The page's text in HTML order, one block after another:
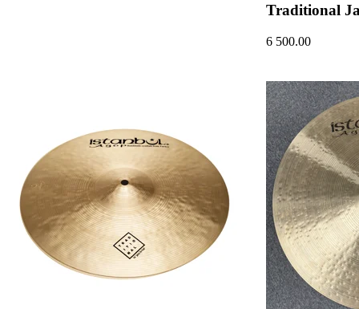
Traditional
6 500.00